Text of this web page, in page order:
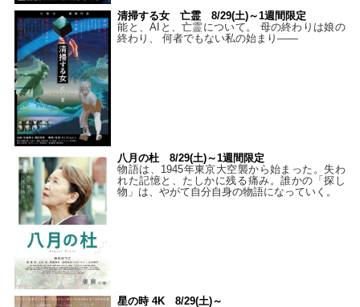
清掃する女 亡霊 8/29(土)～1週間限定
能と、AIと、亡霊について。 母の終わりは娘の
終わり、 何者でもない私の始まり――
八月の杜 8/29(土)～1週間限定
物語は、1945年東京大空襲から始まった。失わ
れた記憶と、たしかに残る痛み。誰かの「探し
物」は、やがて自分自身の物語になっていく。
星の時 4K 8/29(土)～